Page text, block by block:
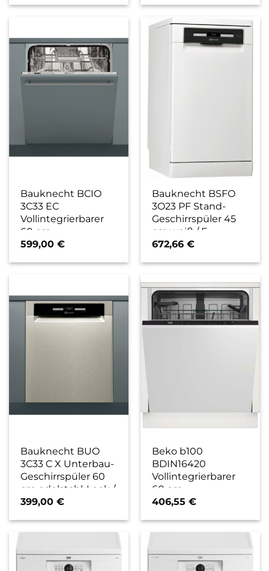
Bauknecht BCIO
3C33 EC
Vollintegrierbarer
60 cm
Geschirrspüler / D
599,00€
Bauknecht BSFO
3O23 PF Stand-
Geschirrspüler 45
cm weiß / E
672,66€
Bauknecht BUO
3C33 C X Unterbau-
Geschirrspüler 60
cm edelstahl-Look /
D
399,00€
Beko b100
BDIN16420
Vollintegrierbarer
60 cm
Geschirrspüler / E
406,55€